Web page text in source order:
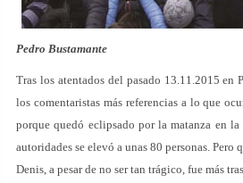
Pedro Bustamante
Tras los atentados del pasado 13.11.2015 en
los comentaristas más referencias a lo que
porque quedó eclipsado por la matanza en
autoridades se elevó a unas 80 personas.
Denis, a pesar de no ser tan trágico, fue más